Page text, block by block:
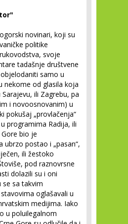
novinari, koji su
politike
svoje
tadašnje društvene
samo u
nekome od glasila koja
ili Zagrebu, pa
i novoosnovanim) u
pokušaj „provlačenja“
programima Radija, ili
bio je
ubrzo postao i „pasan“,
ili žestoko
pod raznovrsne
dolazili su i oni
se sa takvim
oglašavali u
medijima. Iako
u poluilegalnom